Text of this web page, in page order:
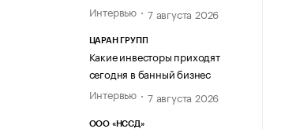
Интервью
7 августа 2026
ЦАРАН ГРУПП
Какие инвесторы приходят
сегодня в банный бизнес
Интервью
7 августа 2026
ООО «НССД»